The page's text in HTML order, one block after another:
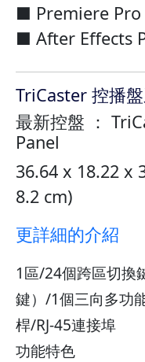
■ Premiere Pro
■ After Effects
TriCaster 控播
最新控盤 ：
Panel
36.64 x 18.22 x
8.2 cm)
更詳細的介紹
1區/24個跨區切換
鍵）/1個三向多功
桿/RJ-45連接埠
功能特色